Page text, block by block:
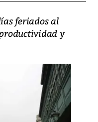
feriados al
y